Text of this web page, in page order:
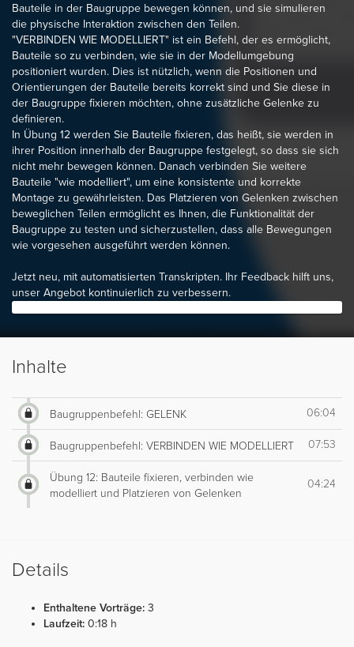
Bauteile in der Baugruppe bewegen können, und sie simulieren
die physische Interaktion zwischen den Teilen.
"VERBINDEN WIE MODELLIERT" ist ein Befehl, der es ermöglicht,
Bauteile so zu verbinden, wie sie in der Modellumgebung
positioniert wurden. Dies ist nützlich, wenn die Positionen und
Orientierungen der Bauteile bereits korrekt sind und Sie diese in
der Baugruppe fixieren möchten, ohne zusätzliche Gelenke zu
definieren.
In Übung 12 werden Sie Bauteile fixieren, das heißt, sie werden in
ihrer Position innerhalb der Baugruppe festgelegt, so dass sie sich
nicht mehr bewegen können. Danach verbinden Sie weitere
Bauteile "wie modelliert", um eine konsistente und korrekte
Montage zu gewährleisten. Das Platzieren von Gelenken zwischen
beweglichen Teilen ermöglicht es Ihnen, die Funktionalität der
Baugruppe zu testen und sicherzustellen, dass alle Bewegungen
wie vorgesehen ausgeführt werden können.
Jetzt neu, mit automatisierten Transkripten. Ihr Feedback hilft uns,
unser Angebot kontinuierlich zu verbessern.
Inhalte
Baugruppenbefehl: GELENK 06:04
Baugruppenbefehl: VERBINDEN WIE MODELLIERT 07:53
Übung 12: Bauteile fixieren, verbinden wie
modelliert und Platzieren von Gelenken
04:24
Details
Enthaltene Vorträge: 3
Laufzeit: 0:18 h